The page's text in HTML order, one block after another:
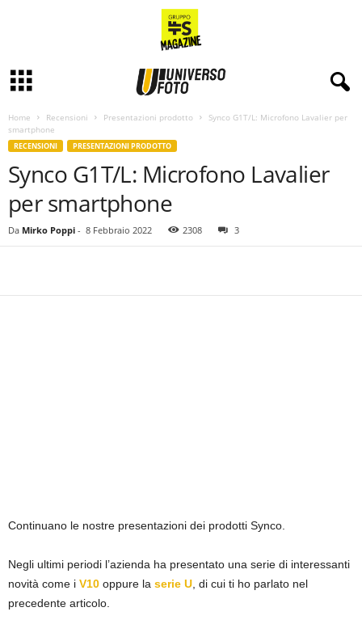
Home Recensioni Presentazioni prodotto
Synco G1T/L: Microfono Lavalier per
smartphone
RECENSIONI PRESENTAZIONI PRODOTTO
Synco G1T/L: Microfono Lavalier
per smartphone
Da Mirko Poppi - 8 Febbraio 2022 2308 3
Continuano le nostre presentazioni dei prodotti Synco.
Negli ultimi periodi l’azienda ha presentato una serie di interessanti
novità come i V10 oppure la serie U, di cui ti ho parlato nel
precedente articolo.